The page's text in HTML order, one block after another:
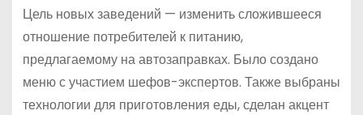
Цель новых заведений — изменить сложившееся
отношение потребителей к питанию,
предлагаемому на автозаправках. Было создано
меню с участием шефов-экспертов. Также выбраны
технологии для приготовления еды, сделан акцент